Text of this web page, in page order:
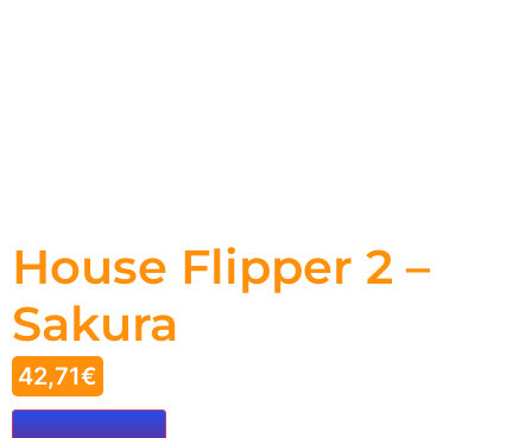
House Flipper 2 –
Sakura
42,71€